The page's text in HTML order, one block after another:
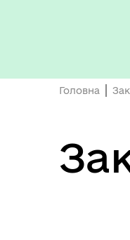
Головна